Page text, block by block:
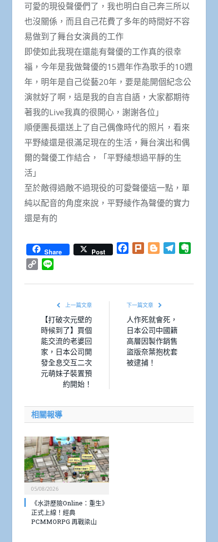
可愛的現役聲優們了，我也明白自己奔三所以
也沒關係，而且自己花費了多年的時間好不容
易做到了舞台女演員的工作
即使如此我現在還能有聲優的工作真的很幸
福，今年是我做聲優的15週年作為歌手的10週
年，明年是自己從藝20年，要是能開個紀念公
演就好了啊，這是我的自言自語，大家都期待
著我的Live我真的很開心，謝謝各位」
順便團長還送上了自己偶像時代的照片，看來
平野綾還是很滿足現在的生活，舞台演出和偶
爾的聲優工作結合，「平野綾想過平靜的生
活」
至於敵得過敵不過現役的可愛聲優這一點，單
純以配音的角度來說，平野綾作為聲優的實力
還是有的
Share Post Facebook
Plurk BloggerTelegram
Copy
上一篇文章
【打破次元壁的
時候到了】買個
能交流的老婆回
家，日本公司開
發全息交互二次
元萌妹子裝置預
約開始！
下一篇文章
人作死就會死，
日本公司中國籍
高層因製作銷售
盜版奈葉抱枕套
被逮捕！
相關報導
05/08/2026
《水滸歷險Online：重生》
正式上線！經典
PCMMORPG 再戰梁山